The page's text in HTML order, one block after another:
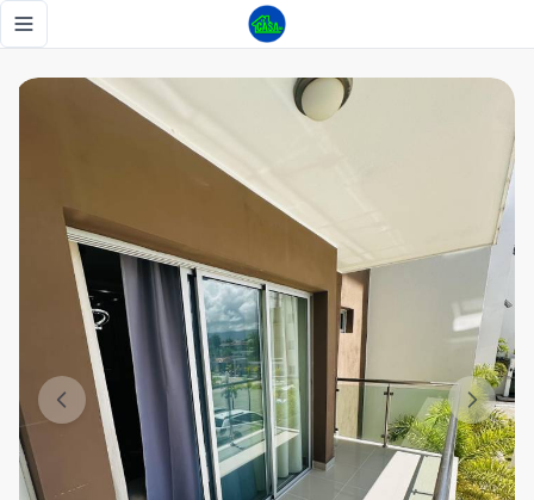
Toggle navigation menu
Maravilloso y cómodo apto. amueblado en alquiler✨ - Tu